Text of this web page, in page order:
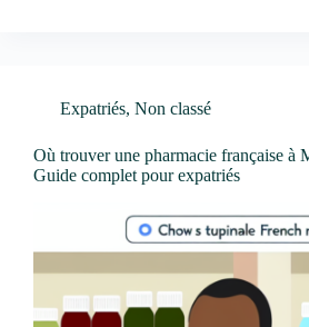
Expatriés, Non classé
Où trouver une pharmacie française à
Guide complet pour expatriés